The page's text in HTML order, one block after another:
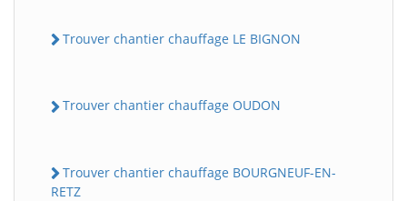
Trouver chantier chauffage LE BIGNON
Trouver chantier chauffage OUDON
Trouver chantier chauffage BOURGNEUF-EN-
RETZ